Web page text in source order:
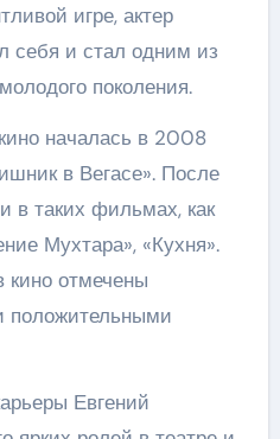
игре, актер
себя и стал одним из
поколения.
началась в 2008
в Вегасе». После
в таких фильмах, как
Мухтара», «Кухня».
кино отмечены
положительными
Евгений